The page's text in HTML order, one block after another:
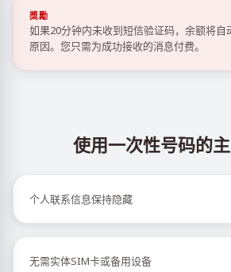
獎勵
如果20分钟内未收到短信验证码，余额将
原因。您只需为成功接收的消息付费。
使用一次性号码的
个人联系信息保持隐藏
无需实体SIM卡或备用设备